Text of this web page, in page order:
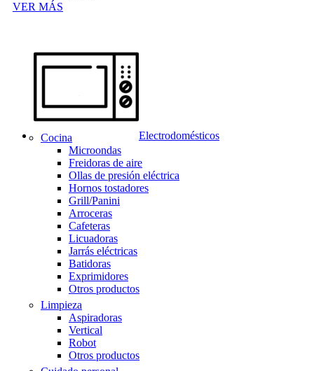
VER MÁS
Electrodomésticos
Cocina
Microondas
Freidoras de aire
Ollas de presión eléctrica
Hornos tostadores
Grill/Panini
Arroceras
Cafeteras
Licuadoras
Jarrás eléctricas
Batidoras
Exprimidores
Otros productos
Limpieza
Aspiradoras
Vertical
Robot
Otros productos